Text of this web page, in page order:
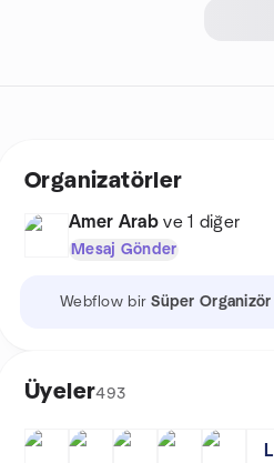
Organizatörler
Amer Arab ve 1 diğer
Mesaj Gönder
Webflow birSüper Organizör
Üyeler493
L